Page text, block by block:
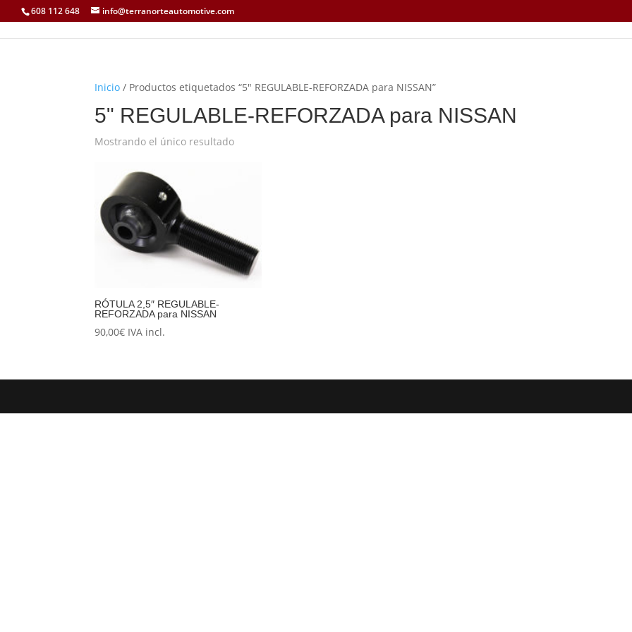
608 112 648 info@terranorteautomotive.com
Inicio / Productos etiquetados “5" REGULABLE-REFORZADA para NISSAN”
5" REGULABLE-REFORZADA para NISSAN
Mostrando el único resultado
RÓTULA 2,5″ REGULABLE-
REFORZADA para NISSAN
90,00€ IVA incl.